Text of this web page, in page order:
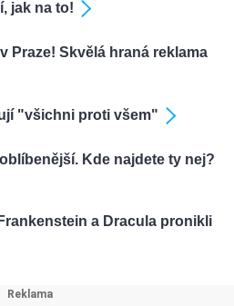
jak na to!
Praze! Skvělá hraná reklama
"všichni proti všem"
Kde najdete ty nej?
a Dracula pronikli